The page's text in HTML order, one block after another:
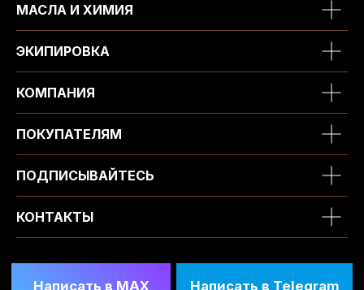
МАСЛА И ХИМИЯ
ЭКИПИРОВКА
КОМПАНИЯ
ПОКУПАТЕЛЯМ
ПОДПИСЫВАЙТЕСЬ
КОНТАКТЫ